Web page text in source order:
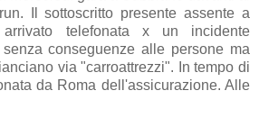
Il sottoscritto presente assente a
arrivato telefonata x un incidente
conseguenze alle persone ma
via "carroattrezzi". In tempo di
da Roma dell'assicurazione. Alle